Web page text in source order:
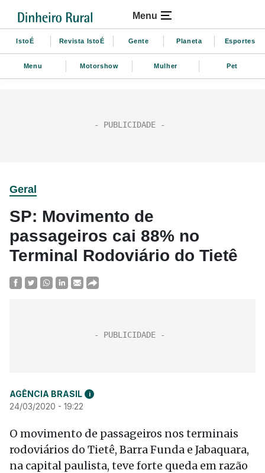
Menu
IstoÉ Revista IstoÉ Gente Planeta Esportes
Menu Motorshow Mulher Pet
Geral
SP: Movimento de
passageiros cai 88% no
Terminal Rodoviário do Tietê
AGÊNCIA BRASIL i
24/03/2020 - 19:22
O movimento de passageiros nos terminais
rodoviários do Tietê, Barra Funda e Jabaquara,
na capital paulista, teve forte queda em razão